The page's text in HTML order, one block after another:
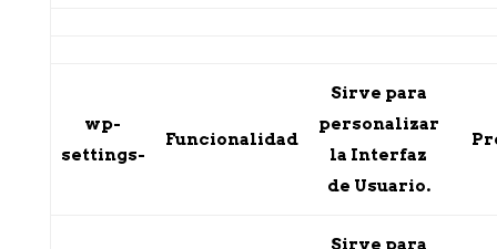
wp-
settings-
Funcionalidad
Sirve para
personalizar
la Interfaz
de Usuario.
Sirve para